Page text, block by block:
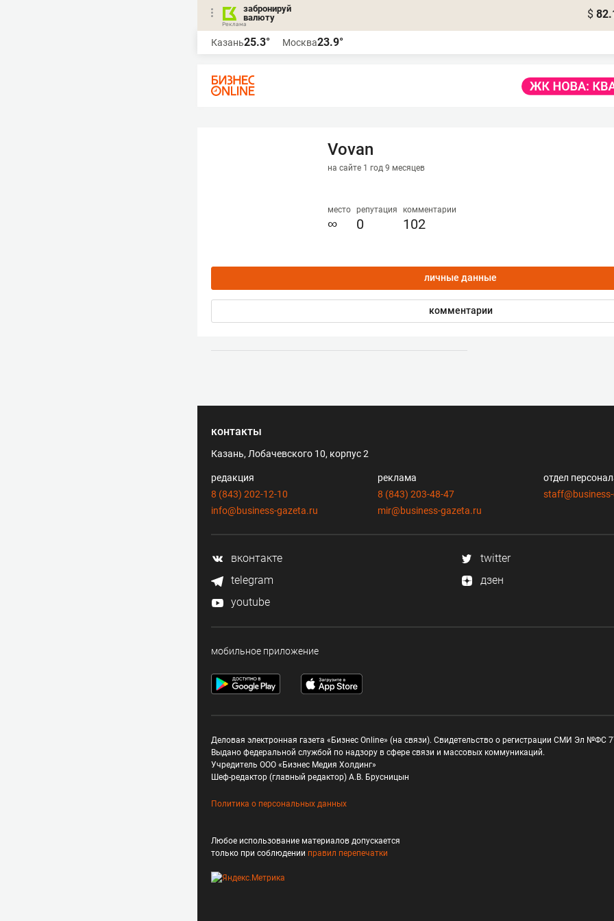
забронируй
валюту
$
Казань25.3° Москва23.9°
Vovan
на сайте 1 год 9 месяцев
место
∞
репутация
0
комментарии
102
личные данные
комментарии
контакты
Казань, Лобачевского 10, корпус 2
редакция
8 (843) 202-12-10
info@business-gazeta.ru
реклама
8 (843) 203-48-47
mir@business-gazeta.ru
отдел
вконтакте
twitter
telegram
дзен
youtube
мобильное приложение
Деловая электронная газета «Бизнес Online» (на связи). Свидетельство о регистрации СМИ Эл №ФС
Выдано федеральной службой по надзору в сфере связи и массовых коммуникаций.
Учредитель ООО «Бизнес Медия Холдинг»
Шеф-редактор (главный редактор) А.В. Брусницын
Политика о персональных данных
Любое использование материалов допускается
только при соблюдении правил перепечатки